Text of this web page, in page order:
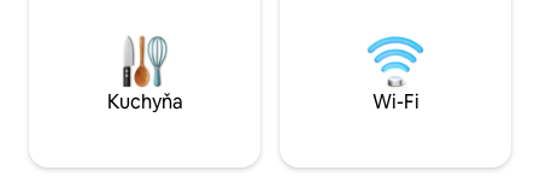
kobercami, WI-FI PRIPOJENÍM,
klimatizáciou a romantickým
obojstranným ohňom. GURMÁNSKE
RAŇAJKY. TENISOVÝ KURT. Divoká
Road / Henley
do centra mesta
Kuchyňa Wi-Fi